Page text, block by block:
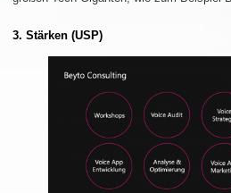
3. Stärken (USP)